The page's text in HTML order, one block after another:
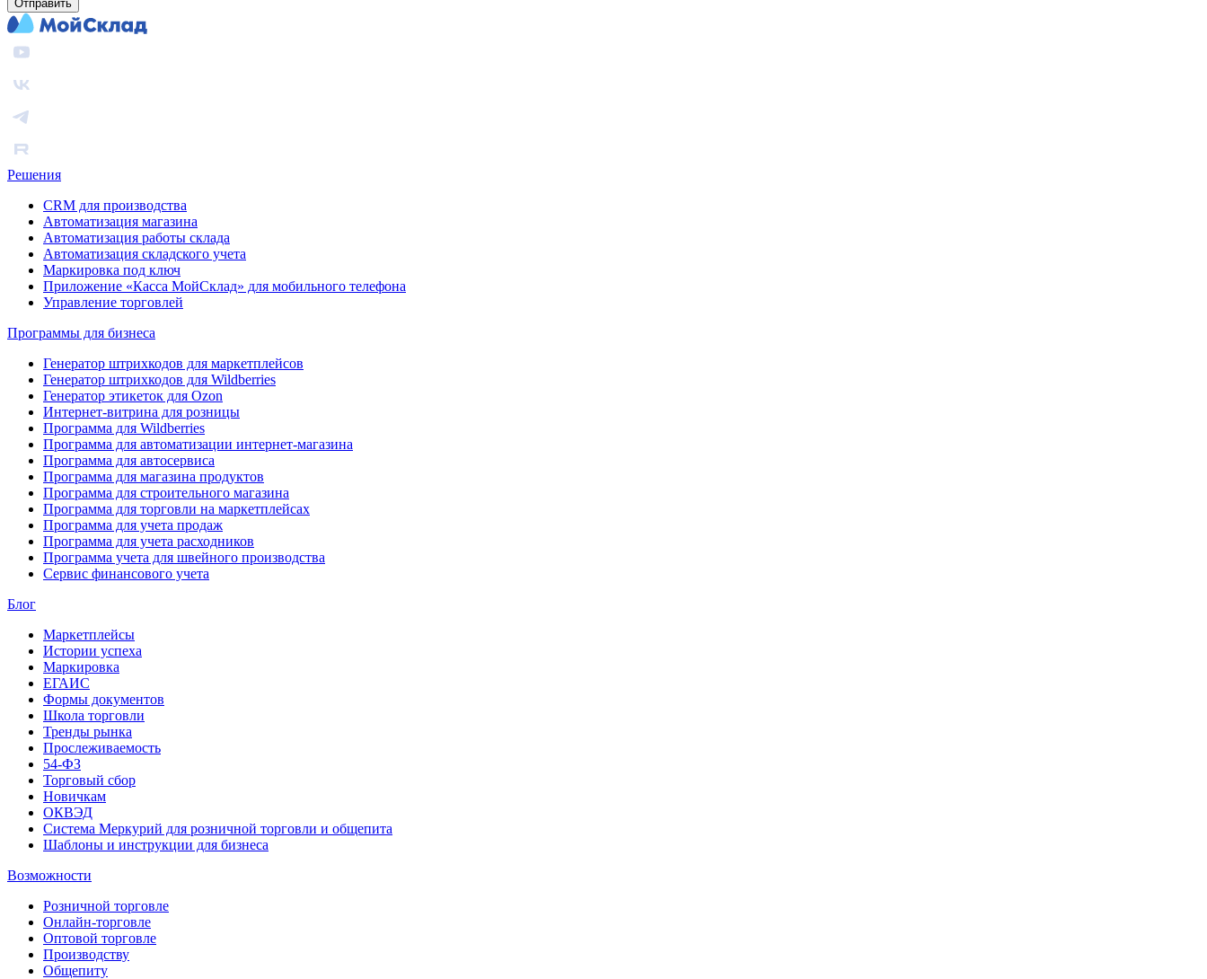
Отправить
Решения
CRM для производства
Автоматизация магазина
Автоматизация работы склада
Автоматизация складского учета
Маркировка под ключ
Приложение «Касса МойСклад» для мобильного телефона
Управление торговлей
Программы для бизнеса
Генератор штрихкодов для маркетплейсов
Генератор штрихкодов для Wildberries
Генератор этикеток для Ozon
Интернет-витрина для розницы
Программа для Wildberries
Программа для автоматизации интернет-магазина
Программа для автосервиса
Программа для магазина продуктов
Программа для строительного магазина
Программа для торговли на маркетплейсах
Программа для учета продаж
Программа для учета расходников
Программа учета для швейного производства
Сервис финансового учета
Блог
Маркетплейсы
Истории успеха
Маркировка
ЕГАИС
Формы документов
Школа торговли
Тренды рынка
Прослеживаемость
54-ФЗ
Торговый сбор
Новичкам
ОКВЭД
Система Меркурий для розничной торговли и общепита
Шаблоны и инструкции для бизнеса
Возможности
Розничной торговле
Онлайн-торговле
Оптовой торговле
Производству
Общепиту